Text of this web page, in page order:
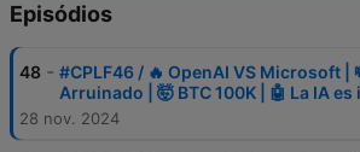
Episódios
48 - #CPLF46 / 🔥 OpenAI VS Microsoft |
Arruinado | 🤯 BTC 100K | 🤖 La IA
28 nov. 2024